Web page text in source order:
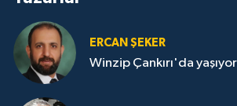
ERCAN ŞEKER
Winzip Çankırı'da